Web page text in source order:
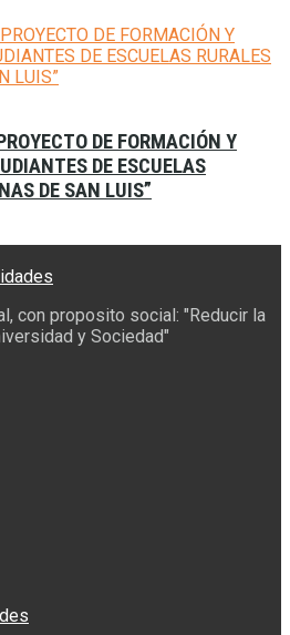
DE FORMACIÓN Y
DE ESCUELAS
DE SAN LUIS”
con proposito social: "Reducir la
y Sociedad"